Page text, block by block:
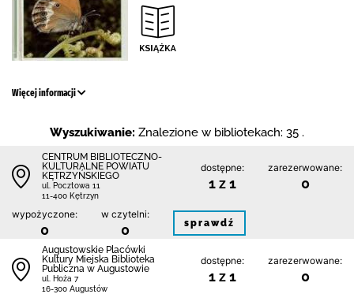
Więcej informacji
Wyszukiwanie: Znalezione w bibliotekach: 35 .
CENTRUM BIBLIOTECZNO-
KULTURALNE POWIATU
KĘTRZYŃSKIEGO
ul. Pocztowa 11
11-400 Kętrzyn
dostępne:
1 z 1
zarezerwowane:
0
wypożyczone:
0
w czytelni:
0 sprawdź
Augustowskie Placówki
Kultury Miejska Biblioteka
Publiczna w Augustowie
ul. Hoża 7
16-300 Augustów
dostępne:
1 z 1
zarezerwowane:
0